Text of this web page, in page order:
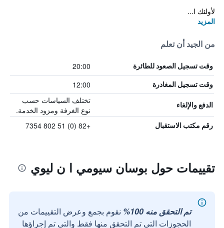
لأولئك ا...
المزيد
من الجيد أن تعلم
وقت تسجيل الصعود للطائرة 20:00
وقت تسجيل المغادرة 12:00
الدفع والإلغاء
تختلف السياسات حسب
نوع الغرفة ومزود الخدمة.
رقم مكتب الاستقبال +82 (0) 51 802 7354
تقييمات حول بوسان سيومي ا ن ليوي
تم التحقق منه 100%
نقوم بجمع وعرض التقييمات من
الحجوزات التي تم التحقق منها فقط والتي تم إجراؤها